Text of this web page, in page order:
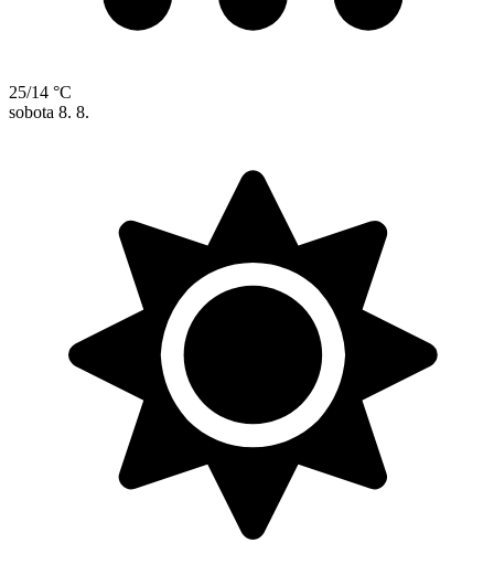
25/14 °C
sobota 8. 8.